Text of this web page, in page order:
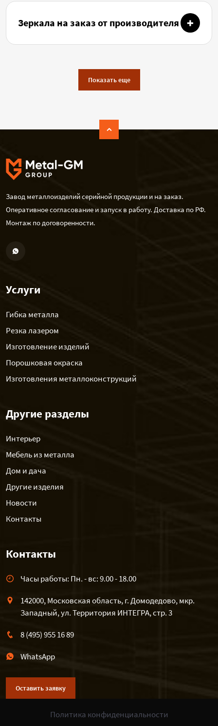
Зеркала на заказ от производителя
Показать еще
Завод металлоизделий серийной продукции и на заказ.
Оперативное согласование и запуск в работу. Доставка по РФ.
Монтаж по договоренности.
Услуги
Гибка металла
Резка лазером
Изготовление изделий
Порошковая окраска
Изготовления металлоконструкций
Другие разделы
Интерьер
Мебель из металла
Дом и дача
Другие изделия
Новости
Контакты
Контакты
Часы работы: Пн. - вс: 9.00 - 18.00
142000, Московская область, г. Домодедово, мкр.
Западный, ул. Территория ИНТЕГРА, стр. 3
8 (495) 955 16 89
WhatsApp
Оставить заявку
Политика конфиденциальности